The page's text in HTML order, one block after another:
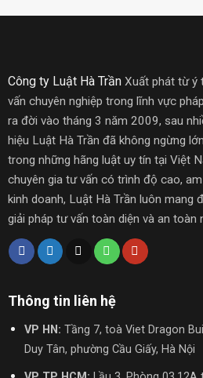
Công ty Luật Hà Trần Xuất phát từ ý
vấn chuyên nghiệp trong lĩnh vực
ra đời vào tháng 3 năm 2009, sau
hiệu Luật Hà Trần đã không ngừng
trong những hãng luật uy tín tại Việt
chuyên gia tư vấn có trình độ cao,
kinh doanh, Luật Hà Trần luôn mang
giải pháp tư vấn toàn diện và an toàn
Thông tin liên hệ
VP HN: Tầng 7, toà Viet Dragon
Duy Tân, phường Cầu Giấy, Hà Nội